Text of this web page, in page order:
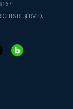
RESERVED.